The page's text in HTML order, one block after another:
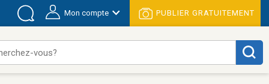
Mon compte PUBLIER GRATUITEMENT
vous?